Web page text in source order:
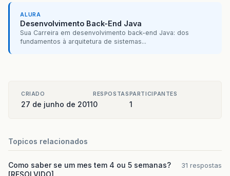
ALURA
Desenvolvimento Back-End Java
Sua Carreira em desenvolvimento back-end Java: dos
fundamentos à arquitetura de sistemas...
CRIADO
27 de junho de 2011
RESPOSTAS
0
PARTICIPANTES
1
Topicos relacionados
Como saber se um mes tem 4 ou 5 semanas?
31 respostas